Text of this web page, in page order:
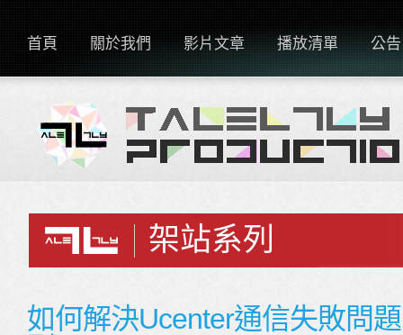
首頁 關於我們 影片文章 播放清單 公告
架站系列
如何解決Ucenter通信失敗問